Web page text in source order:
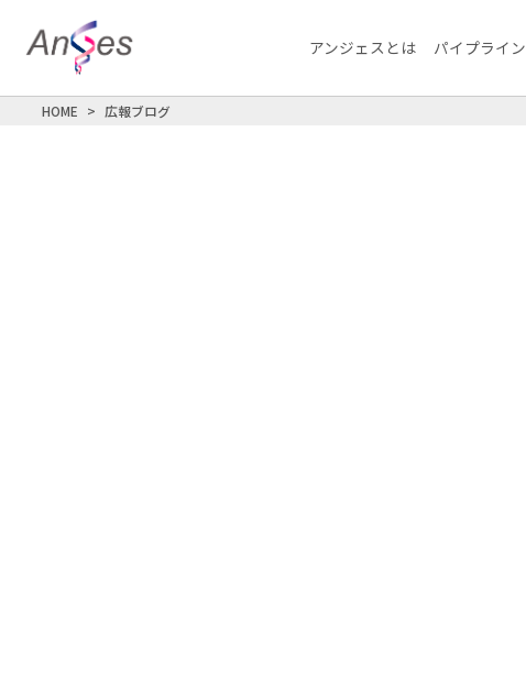
アンジェスとは パイプライン
HOME 広報ブログ